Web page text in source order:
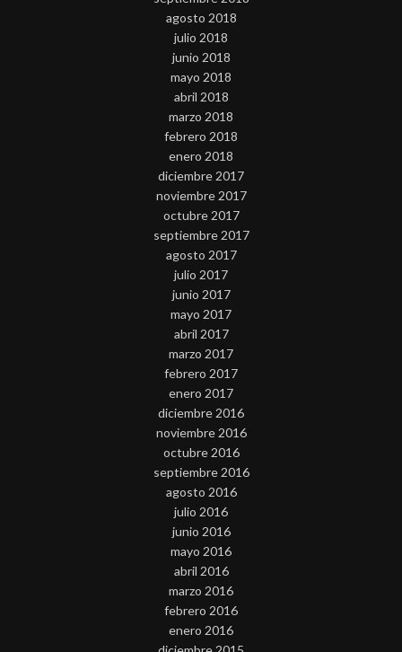
agosto 2018
julio 2018
junio 2018
mayo 2018
abril 2018
marzo 2018
febrero 2018
enero 2018
diciembre 2017
noviembre 2017
octubre 2017
septiembre 2017
agosto 2017
julio 2017
junio 2017
mayo 2017
abril 2017
marzo 2017
febrero 2017
enero 2017
diciembre 2016
noviembre 2016
octubre 2016
septiembre 2016
agosto 2016
julio 2016
junio 2016
mayo 2016
abril 2016
marzo 2016
febrero 2016
enero 2016